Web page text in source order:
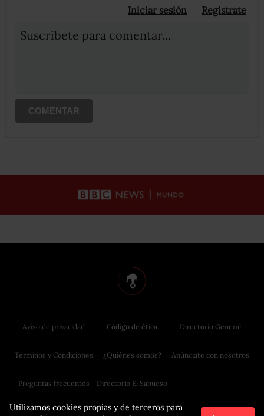
Iniciar sesión Registrate
Suscribete para comentar...
COMENTAR
Utilizamos cookies propias y de terceros para
Aviso de privacidad
Términos y Condiciones
Preguntas frecuentes
Código de ética
¿Quiénes somos?
Directorio El Sabueso
Directorio General
Anúnciate con nosotros